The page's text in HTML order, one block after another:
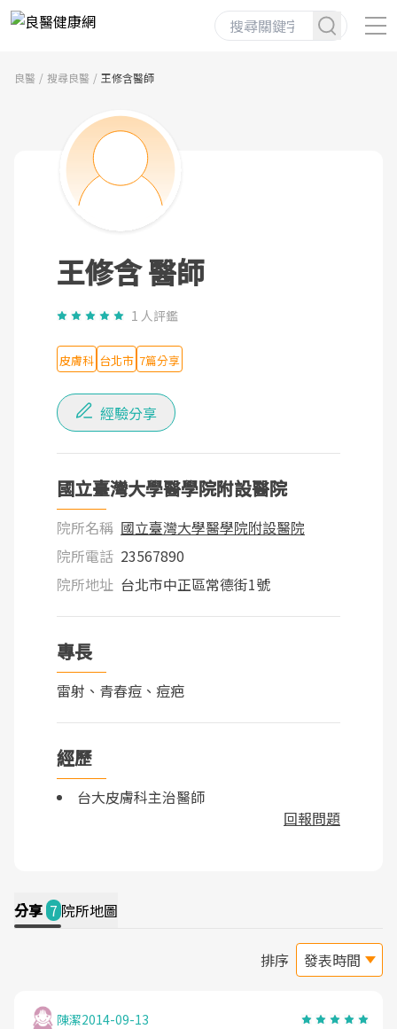
良醫 搜尋良醫 王修含醫師
王修含 醫師
1 人評鑑
皮膚科 台北市 7篇分享
經驗分享
國立臺灣大學醫學院附設醫院
院所名稱 國立臺灣大學醫學院附設醫院
院所電話 23567890
院所地址 台北市中正區常德街1號
專長
雷射、青春痘、痘疤
經歷
台大皮膚科主治醫師
回報問題
分享 7 院所地圖
排序
陳潔2014-09-13